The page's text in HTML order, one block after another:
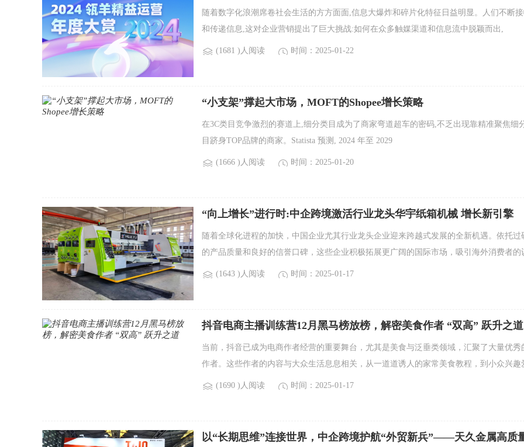
随着数字化浪潮席卷社会生活的方方面面,信息大爆炸和碎片化特征日益明显。人们不断
和传递信息,这对企业营销提出了巨大挑战:如何在众多触媒渠道和信息流中脱颖而出,
(1681 )人阅读 时间：2025-01-22
“小支架”撑起大市场，MOFT的Shopee增长策略
在3C类目竞争激烈的赛道上,细分类目成为了商家弯道超车的密码,不乏出现靠精准聚焦细
目跻身TOP品牌的商家。Statista 预测, 2024 年至 2029
(1666 )人阅读 时间：2025-01-20
“向上增长”进行时:中企跨境激活行业龙头华宇纸箱机械 增长新引擎
随着全球化进程的加快，中国企业尤其行业龙头企业迎来跨越式发展的全新机遇。依托过
的产品质量和良好的信誉口碑，这些企业积极拓展更广阔的国际市场，吸引海外消费者的
(1643 )人阅读 时间：2025-01-17
抖音电商主播训练营12月黑马榜放榜，解密美食作者 “双高” 跃升之道
当前，抖音已成为电商作者经营的重要舞台，尤其是美食与泛垂类领域，汇聚了大量优秀
作者。这些作者的内容与大众生活息息相关，从一道道诱人的家常美食教程，到小众兴趣
(1690 )人阅读 时间：2025-01-17
以“长期思维”连接世界，中企跨境护航“外贸新兵”——天久金属高质